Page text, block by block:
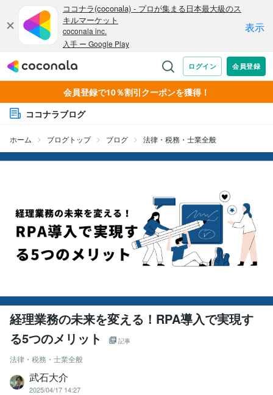
会員登録で10％割引クーポンを獲得！
ココナラブログ
ホーム ブログトップ ブログ 法律・税務・士業全般
経理業務の未来を変える！RPA導入で実現す
る5つのメリット
記事
法律・税務・士業全般
武石大介
2025/04/17 14:27